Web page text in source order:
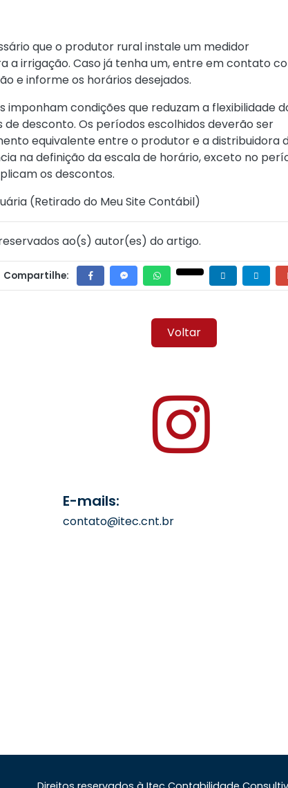
que o produtor rural instale um medidor
a irrigação. Caso já tenha um, entre em contato
e informe os horários desejados.
imponham condições que reduzam a flexibilidade
desconto. Os períodos escolhidos deverão ser
equivalente entre o produtor e a distribuidora
na definição da escala de horário, exceto no
os descontos.
(Retirado do Meu Site Contábil)
ao(s) autor(es) do artigo.
Compartilhe:
Voltar
E-mails:
contato@itec.cnt.br